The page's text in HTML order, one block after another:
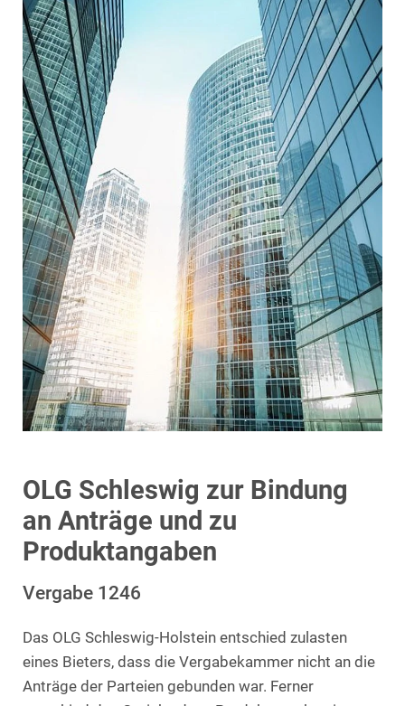
OLG Schleswig zur Bindung
an Anträge und zu
Produktangaben
Vergabe 1246
Das OLG Schleswig-Holstein entschied zulasten
eines Bieters, dass die Vergabekammer nicht an die
Anträge der Parteien gebunden war. Ferner